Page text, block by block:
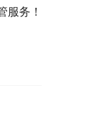
服务！